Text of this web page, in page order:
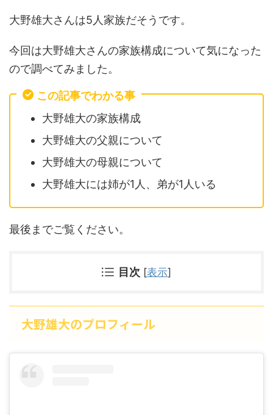
大野雄大さんは5人家族だそうです。
今回は大野雄大さんの家族構成について気になった
ので調べてみました。
この記事でわかる事
大野雄大の家族構成
大野雄大の父親について
大野雄大の母親について
大野雄大には姉が1人、弟が1人いる
最後までご覧ください。
目次 [表示]
大野雄大のプロフィール